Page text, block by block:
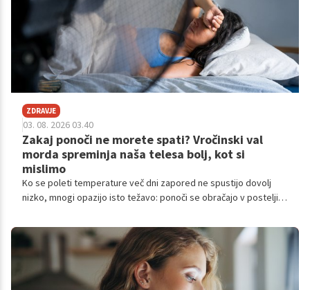
ZDRAVJE
03. 08. 2026 03.40
Zakaj ponoči ne morete spati? Vročinski val
morda spreminja naša telesa bolj, kot si
mislimo
Ko se poleti temperature več dni zapored ne spustijo dovolj
nizko, mnogi opazijo isto težavo: ponoči se obračajo v postelji,
običajno.